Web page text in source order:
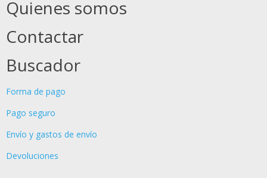
Quienes somos
Contactar
Buscador
Forma de pago
Pago seguro
Envío y gastos de envío
Devoluciones